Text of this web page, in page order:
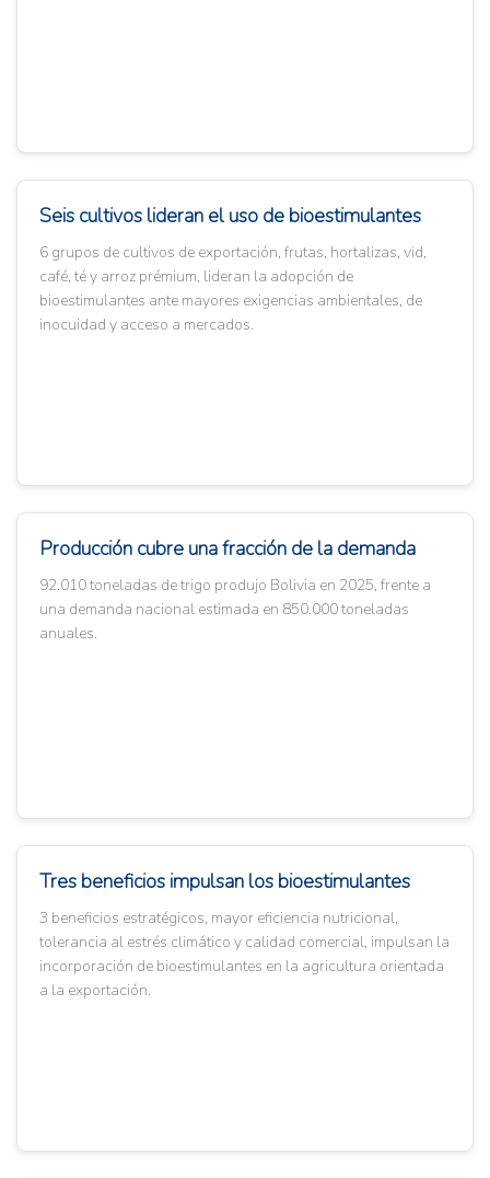
Seis cultivos lideran el uso de bioestimulantes
6 grupos de cultivos de exportación, frutas, hortalizas, vid,
café, té y arroz prémium, lideran la adopción de
bioestimulantes ante mayores exigencias ambientales, de
inocuidad y acceso a mercados.
Producción cubre una fracción de la demanda
92.010 toneladas de trigo produjo Bolivia en 2025, frente a
una demanda nacional estimada en 850.000 toneladas
anuales.
Tres beneficios impulsan los bioestimulantes
3 beneficios estratégicos, mayor eficiencia nutricional,
tolerancia al estrés climático y calidad comercial, impulsan la
incorporación de bioestimulantes en la agricultura orientada
a la exportación.